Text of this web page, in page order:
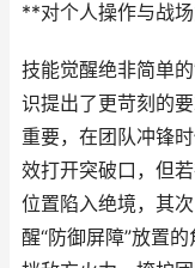
**对个人操作与战
技能觉醒绝非简单
识提出了更苛刻的
重要，在团队冲锋
效打开突破口，但
位置陷入绝境，其
醒“防御屏障”放置